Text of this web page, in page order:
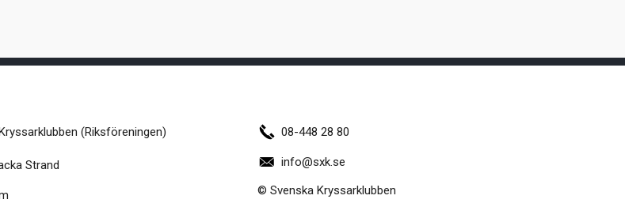
(Riksföreningen)
Strand
08-448 28 80
info@sxk.se
© Svenska Kryssarklubben